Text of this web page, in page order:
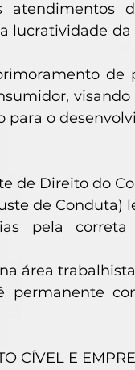
atendimentos
lucratividade
o
de Direito do
de Conduta)
pela
área
CÍVEL E